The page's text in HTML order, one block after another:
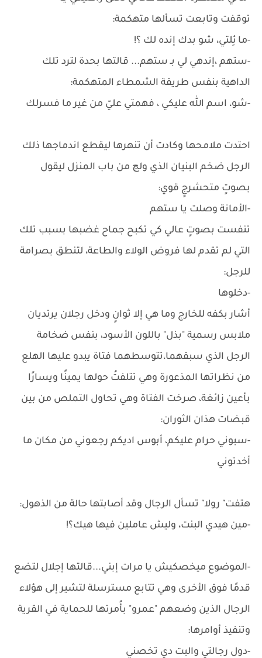
توقفت وتابعت تسألها متهكمة:
-ما ئِلتي، شو بدك إنده لك ؟!
-ستهم ،إندهي لي بـ ستهم... قالتها بحدة لترد تلك
الداهية بنفس طريقة الشمطاء المتهكمة:
-شو، اسم الله عليكي ، فهمتي عليّ من غير ما فسرلك
احتدت ملامحها وكادت أن تنهرها ليقطع اندماجها ذلك
الرجل ضخم البنيان الذي ولچ من باب المنزل ليقول
بصوتٍ متحشرجٍ قوي:
-الأمانة وصلت يا ستهم
تنفست بصوتٍ عالي كي تكبح جماح غضبها بسبب تلك
التي لم تقدم لها فروض الولاء والطاعة، لتنطق بصرامة
للرجل:
-دخلوها
أشار بكفه للخارج وما هي إلا ثوانٍ ودخل رجلان يرتديان
ملابس رسمية "بذل" باللون الأسود، بنفس ضخامة
الرجل الذي سبقهما،تتوسطهما فتاة يبدو عليها الهلع
من نظراتها المذعورة وهي تتلفتُ حولها يمينًا ويسارًا
بأعين زائغة، صرخت الفتاة وهي تحاول التملص من بين
قبضات هذان الثوران:
-سبوني حرام عليكم، أبوس اديكم رجعوني من مكان ما
أخدتوني
هتفت" رولا" تسأل الرجال وقد أصابتها حالة من الذهول:
-مين هيدي البنت، وليش عاملين فيها هيك؟!
-الموضوع ميخصكيش يا مرات إبني...قالتها إجلال لتضع
قدمًا فوق الأخرى وهي تتابع مسترسلة لتشير إلى هؤلاء
الرجال الذين وضعهم "عمرو" بأُمرتها للحماية في القرية
وتنفيذ أوامرها:
-دول رجالتي والبت دي تخصني